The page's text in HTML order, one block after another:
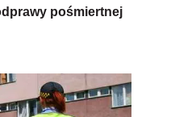
pośmiertnej